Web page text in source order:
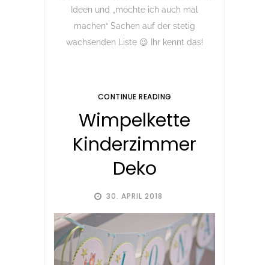
30. APRIL 2018
Wimpelkette
Kinderzimmer
Deko
Ideen und „möchte ich auch mal
machen“ Sachen auf der stetig
wachsenden Liste 😉 Ihr kennt das!
CONTINUE READING